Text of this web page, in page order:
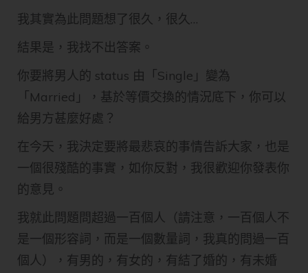
我其實為此問題想了很久，很久…
結果是，我找不出答案。
你要將男人的 status 由「Single」變為
「Married」，基於等價交換的情況底下，你可以
給男方甚麼好處？
在今天，我決定要將最悲哀的事情告訴大家，也是
一個很殘酷的事實，如你反對，我很歡迎你發表你
的意見。
我就此問題問超過一百個人（請注意，一百個人不
是一個形容詞，而是一個數量詞，我真的問過一百
個人），有男的，有女的，有結了婚的，有未婚